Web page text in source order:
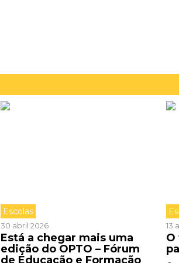
Escolas
30 abril 2026
Está a chegar mais uma
edição do OPTO – Fórum
de Educação e Formação
13
O